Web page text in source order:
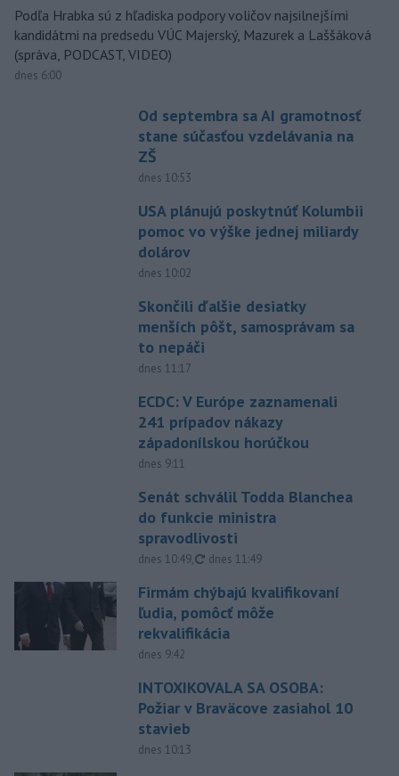
Podľa Hrabka sú z hľadiska podpory voličov najsilnejšími
kandidátmi na predsedu VÚC Majerský, Mazurek a Laššáková
(správa, PODCAST, VIDEO)
dnes 6:00
Od septembra sa AI gramotnosť
stane súčasťou vzdelávania na
ZŠ
dnes 10:53
USA plánujú poskytnúť Kolumbii
pomoc vo výške jednej miliardy
dolárov
dnes 10:02
Skončili ďalšie desiatky
menších pôšt, samosprávam sa
to nepáči
dnes 11:17
ECDC: V Európe zaznamenali
241 prípadov nákazy
západonílskou horúčkou
dnes 9:11
Senát schválil Todda Blanchea
do funkcie ministra
spravodlivosti
dnes 10:49, aktualizované
dnes 11:49
Firmám chýbajú kvalifikovaní
ľudia, pomôcť môže
rekvalifikácia
dnes 9:42
INTOXIKOVALA SA OSOBA:
Požiar v Braväcove zasiahol 10
stavieb
dnes 10:13